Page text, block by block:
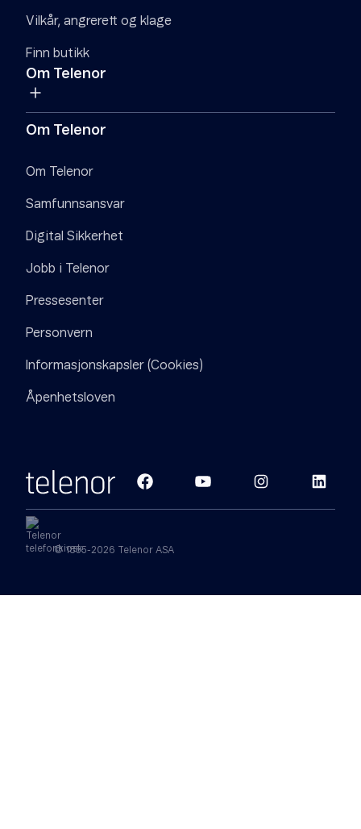
Vilkår, angrerett og klage
Finn butikk
Om Telenor
Om Telenor
Om Telenor
Samfunnsansvar
Digital Sikkerhet
Jobb i Telenor
Pressesenter
Personvern
Informasjonskapsler (Cookies)
Åpenhetsloven
© 1855-2026 Telenor ASA